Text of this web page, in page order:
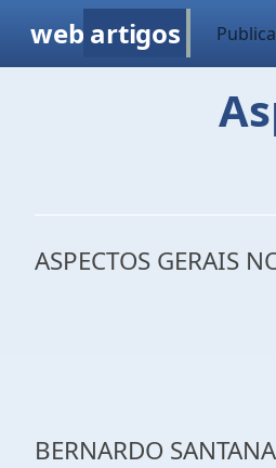
web artigos
ASPECTOS GERAIS
BERNARDO